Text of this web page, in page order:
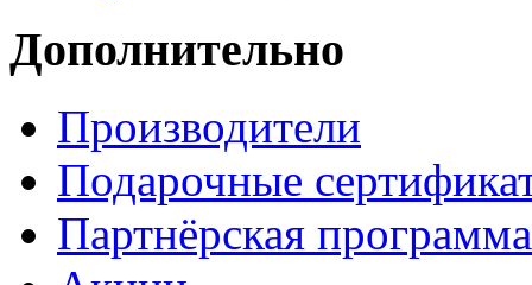
Дополнительно
Производители
Подарочные
Партнёрская программа